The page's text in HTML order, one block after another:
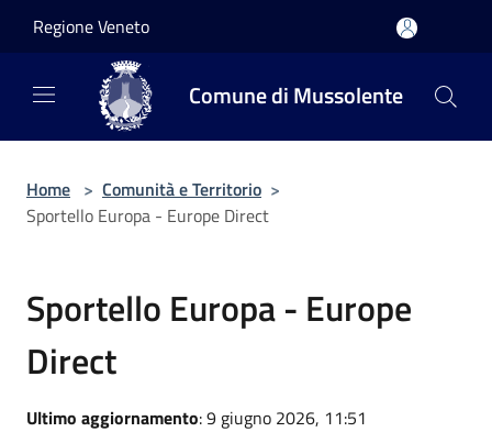
Regione Veneto
Comune di Mussolente
Home > Comunità e Territorio >
Sportello Europa - Europe Direct
Sportello Europa - Europe
Direct
Ultimo aggiornamento: 9 giugno 2026, 11:51